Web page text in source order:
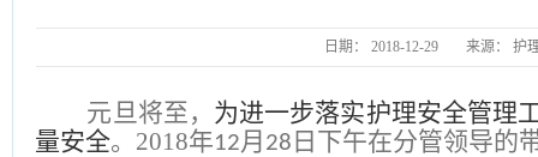
日期： 2018-12-29 来源： 护
元旦将至， 为进一步落实护理安全管理
量安全。 2018年12月 28 日下午在分管领导的